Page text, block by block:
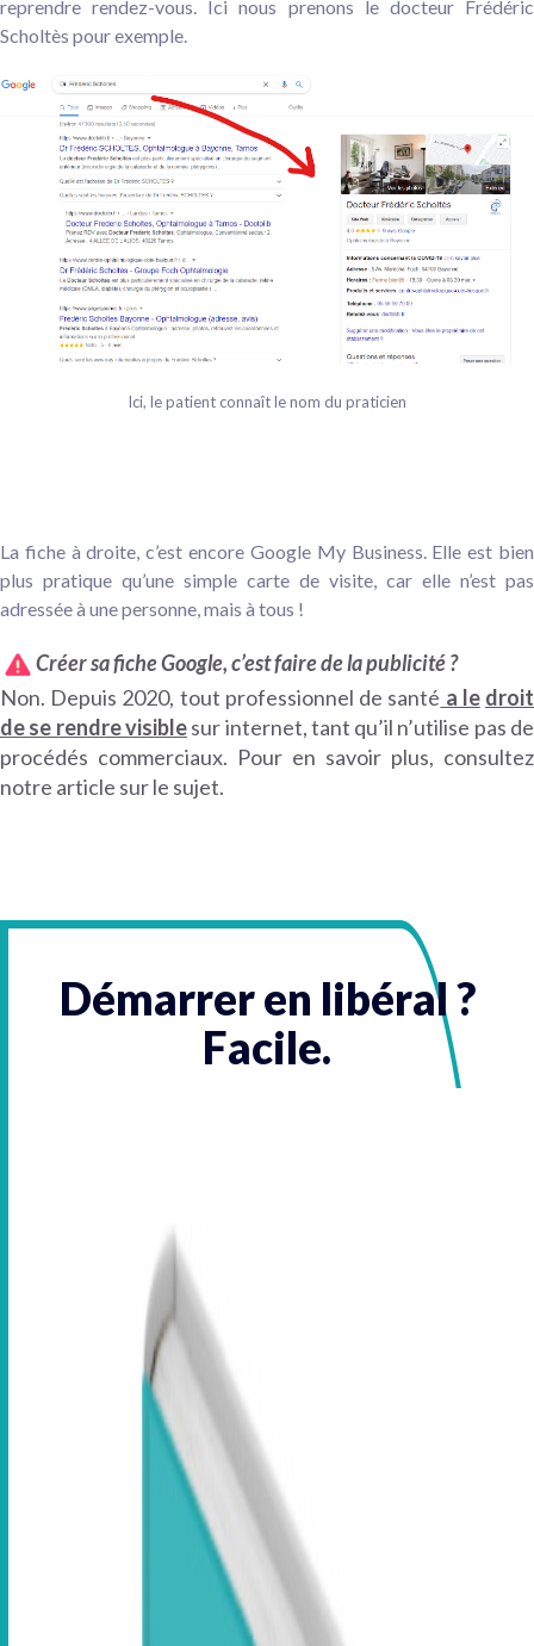
reprendre rendez-vous. Ici nous prenons le docteur Frédéric
Scholtès pour exemple.
Ici, le patient connaît le nom du praticien
La fiche à droite, c’est encore Google My Business. Elle est bien
plus pratique qu’une simple carte de visite, car elle n’est pas
adressée à une personne, mais à tous !
Créer sa fiche Google, c’est faire de la publicité ?
Non. Depuis 2020, tout professionnel de santé a le droit
de se rendre visiblesur internet, tant qu’il n’utilise pas de
procédés commerciaux. Pour en savoir plus, consultez
notre article sur le sujet.
Démarrer en libéral ?
Facile.